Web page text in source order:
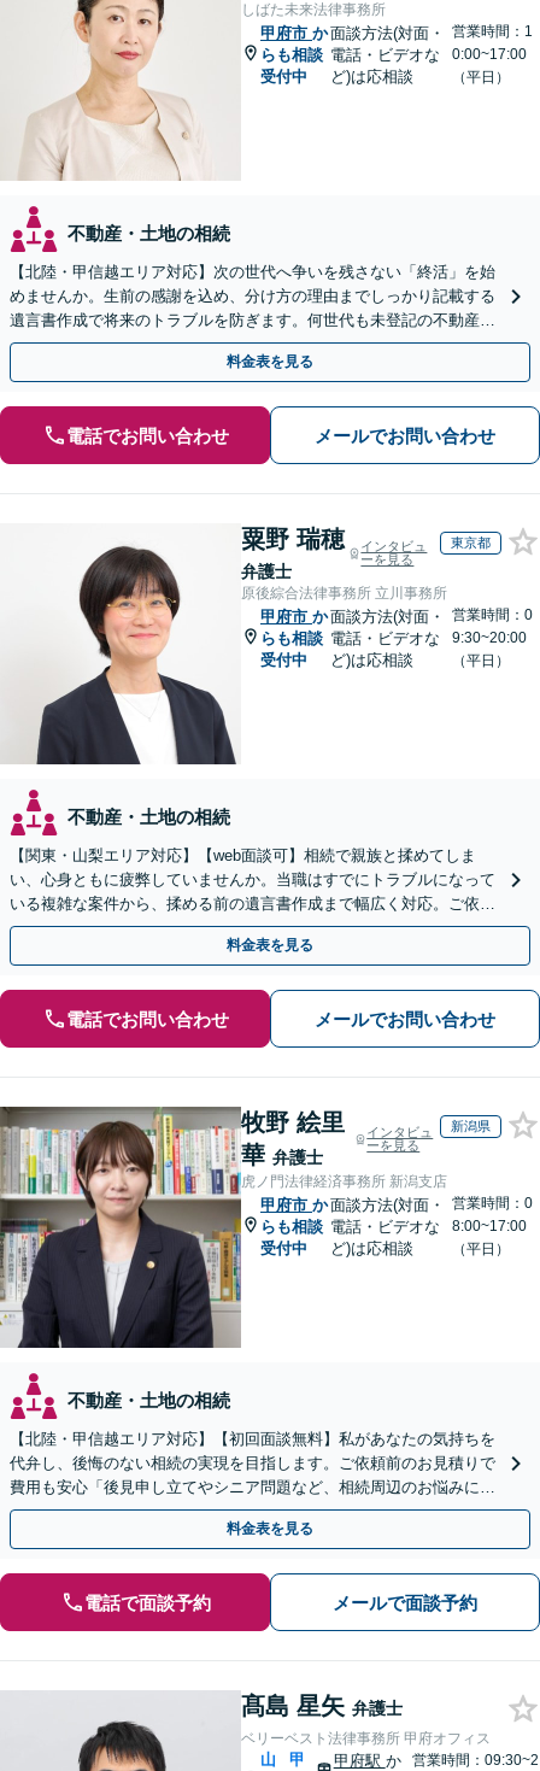
しばた未来法律事務所
甲府市 か
らも相談
受付中
面談方法(対面・
電話・ビデオな
ど)は応相談
営業時間：1
0:00~17:00
（平日）
不動産・土地の相続
【北陸・甲信越エリア対応】次の世代へ争いを残さない「終活」を始
めませんか。生前の感謝を込め、分け方の理由までしっかり記載する
遺言書作成で将来のトラブルを防ぎます。何世代も未登記の不動産問
題も対応可能。【電話相談・WEB面談可】
料金表を見る
電話でお問い合わせ メールでお問い合わせ
粟野 瑞穂
弁護士
インタビュ
ーを見る
東京都
原後綜合法律事務所 立川事務所
甲府市 か
らも相談
受付中
面談方法(対面・
電話・ビデオな
ど)は応相談
営業時間：0
9:30~20:00
（平日）
不動産・土地の相続
【関東・山梨エリア対応】【web面談可】相続で親族と揉めてしま
い、心身ともに疲弊していませんか。当職はすでにトラブルになって
いる複雑な案件から、揉める前の遺言書作成まで幅広く対応。ご依頼
者様の心に最後まで寄り添います。【休日面談可】
料金表を見る
電話でお問い合わせ メールでお問い合わせ
牧野 絵里
華 弁護士
インタビュ
ーを見る
新潟県
虎ノ門法律経済事務所 新潟支店
甲府市 か
らも相談
受付中
面談方法(対面・
電話・ビデオな
ど)は応相談
営業時間：0
8:00~17:00
（平日）
不動産・土地の相続
【北陸・甲信越エリア対応】【初回面談無料】私があなたの気持ちを
代弁し、後悔のない相続の実現を目指します。ご依頼前のお見積りで
費用も安心「後見申し立てやシニア問題など、相続周辺のお悩みにも
対処可能」【WEB面談対応】
料金表を見る
電話で面談予約 メールで面談予約
髙島 星矢 弁護士
ベリーベスト法律事務所 甲府オフィス
山
甲
甲府駅 か
営業時間：09:30~2